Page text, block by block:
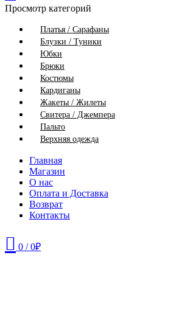
Просмотр категорий
Платья / Сарафаны
Блузки / Туники
Юбки
Брюки
Костюмы
Кардиганы
Жакеты / Жилеты
Свитера / Джемпера
Пальто
Верхняя одежда
Главная
Магазин
О нас
Оплата и Доставка
Возврат
Контакты
0 / 0₽